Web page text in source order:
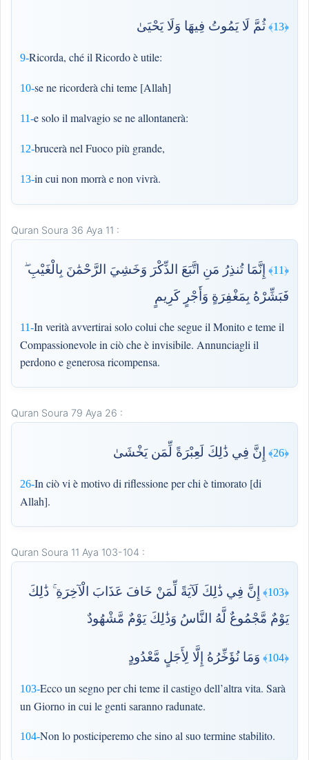
9-Ricorda, ché il Ricordo è utile:
10-se ne ricorderà chi teme [Allah]
11-e solo il malvagio se ne allontanerà:
12-brucerà nel Fuoco più grande,
﴿13﴾ ثُمَّ لَا يَمُوتُ فِيهَا وَلَا يَحْيَىٰ
13-in cui non morrà e non vivrà.
Quran Soura 36 Aya 11 :
﴿11﴾
إِنَّمَا تُنذِرُ مَنِ اتَّبَعَ الذِّكْرَ وَخَشِيَ الرَّحْمَٰنَ بِالْغَيْبِ ۖ
فَبَشِّرْهُ بِمَغْفِرَةٍ وَأَجْرٍ كَرِيمٍ
11-In verità avvertirai solo colui che segue il Monito e teme il
Compassionevole in ciò che è invisibile. Annunciagli il
perdono e generosa ricompensa.
Quran Soura 79 Aya 26 :
﴿26﴾ إِنَّ فِي ذَٰلِكَ لَعِبْرَةً لِّمَن يَخْشَىٰ
26-In ciò vi è motivo di riflessione per chi è timorato [di
Allah].
Quran Soura 11 Aya 103-104 :
﴿103﴾
إِنَّ فِي ذَٰلِكَ لَآيَةً لِّمَنْ خَافَ عَذَابَ الْآخِرَةِ ۚ ذَٰلِكَ
يَوْمٌ مَّجْمُوعٌ لَّهُ النَّاسُ وَذَٰلِكَ يَوْمٌ مَّشْهُودٌ
103-Ecco un segno per chi teme il castigo dell’altra vita. Sarà
un Giorno in cui le genti saranno radunate.
﴿104﴾ وَمَا نُؤَخِّرُهُ إِلَّا لِأَجَلٍ مَّعْدُودٍ
104-Non lo posticiperemo che sino al suo termine stabilito.